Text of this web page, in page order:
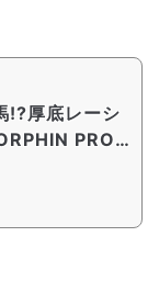
!?厚底レーシ
PRO
説